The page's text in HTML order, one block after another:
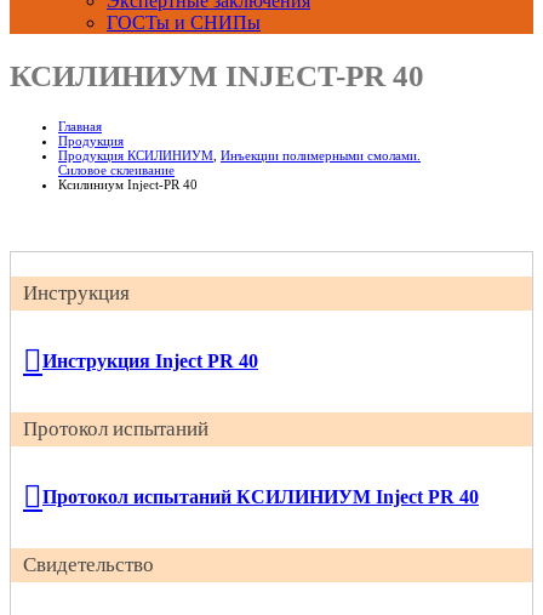
ГОСТы и СНИПы
КСИЛИНИУМ INJECT-PR 40
Главная
Продукция
Продукция КСИЛИНИУМ Инъекции полимерными смолами.
Силовое склеивание
Ксилиниум Inject-PR 40
Инструкция
Инструкция Inject РR 40
Протокол испытаний
Протокол испытаний КСИЛИНИУМ Inject PR 40
Свидетельство